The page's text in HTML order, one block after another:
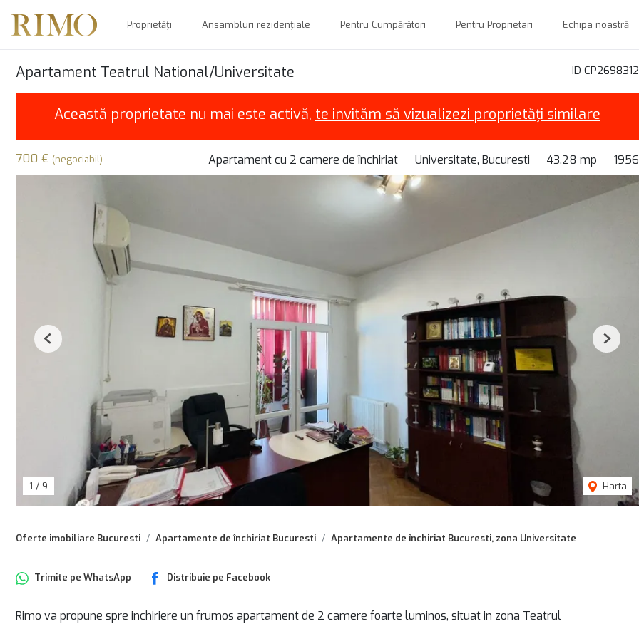
Proprietăți Ansambluri rezidențiale Pentru Cumpărători Pentru Proprietari Echipa noastră
ID CP2698312
Apartament Teatrul National/Universitate
Această proprietate nu mai este activă, te invităm să vizualizezi proprietăți similare
700 € (negociabil) Apartament cu 2 camere de închiriat Universitate, Bucuresti 43.28 mp 1956
1 / 9 Harta
Previous Next
Oferte imobiliare Bucuresti Apartamente de închiriat Bucuresti Apartamente de închiriat Bucuresti, zona Universitate
Trimite pe WhatsApp Distribuie pe Facebook
Rimo va propune spre inchiriere un frumos apartament de 2 camere foarte luminos, situat in zona Teatrul